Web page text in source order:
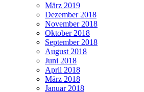
März 2019
Dezember 2018
November 2018
Oktober 2018
September 2018
August 2018
Juni 2018
April 2018
März 2018
Januar 2018